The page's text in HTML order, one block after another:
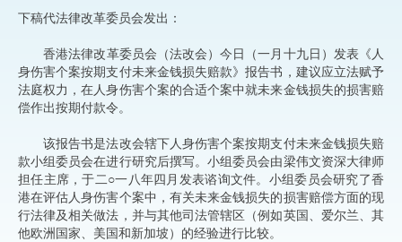
下稿代法律改革委员会发出：
​香港法律改革委员会（法改会）今日（一月十九日）发表《人
身伤害个案按期支付未来金钱损失赔款》报告书，建议应立法赋予
法庭权力，在人身伤害个案的合适个案中就未来金钱损失的损害赔
偿作出按期付款令。
该报告书是法改会辖下人身伤害个案按期支付未来金钱损失赔
款小组委员会在进行研究后撰写。小组委员会由梁伟文资深大律师
担任主席，于二○一八年四月发表谘询文件。小组委员会研究了香
港在评估人身伤害个案中，有关未来金钱损失的损害赔偿方面的现
行法律及相关做法，并与其他司法管辖区（例如英国、爱尔兰、其
他欧洲国家、美国和新加坡）的经验进行比较。